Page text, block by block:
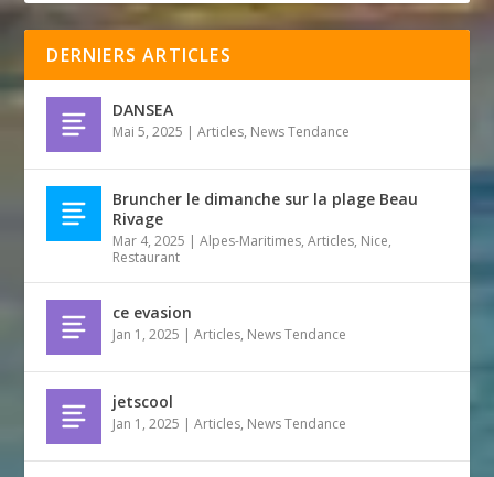
DERNIERS ARTICLES
DANSEA
Mai 5, 2025 |Articles, News Tendance
Bruncher le dimanche sur la plage Beau
Rivage
Mar 4, 2025 |Alpes-Maritimes,Articles, Nice,
Restaurant
ce evasion
Jan 1, 2025 |Articles, News Tendance
jetscool
Jan 1, 2025 |Articles, News Tendance